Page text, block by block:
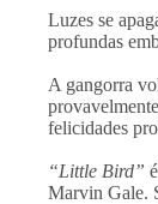
Luzes se
profundas
A gangorra
felicidades
“Little Bird”
Marvin Gale.